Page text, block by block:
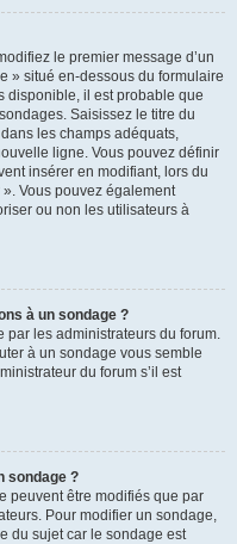
le premier message d’un
» situé en-dessous du formulaire
disponible, il est probable que
Saisissez le titre du
les champs adéquats,
ligne. Vous pouvez définir
insérer en modifiant, lors du
Vous pouvez également
ou non les utilisateurs à
à un sondage ?
par les administrateurs du forum.
à un sondage vous semble
du forum s’il est
sondage ?
peuvent être modifiés que par
Pour modifier un sondage,
du sujet car le sondage est